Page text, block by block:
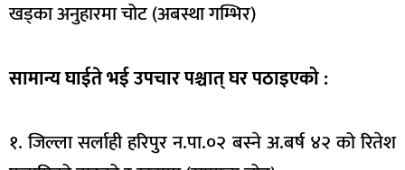
खड्का अनुहारमा चोट (अबस्था गम्भिर)
सामान्य घाईते भई उपचार पश्चात् घर पठाइएको :
१. जिल्ला सर्लाही हरिपुर न.पा.०२ बस्ने अ.बर्ष ४२ को रितेश